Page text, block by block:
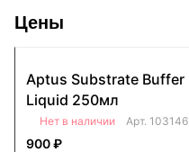
Цены
Aptus Substrate Buffer
Liquid 250мл
Нет в наличии Арт. 103146
900 ₽